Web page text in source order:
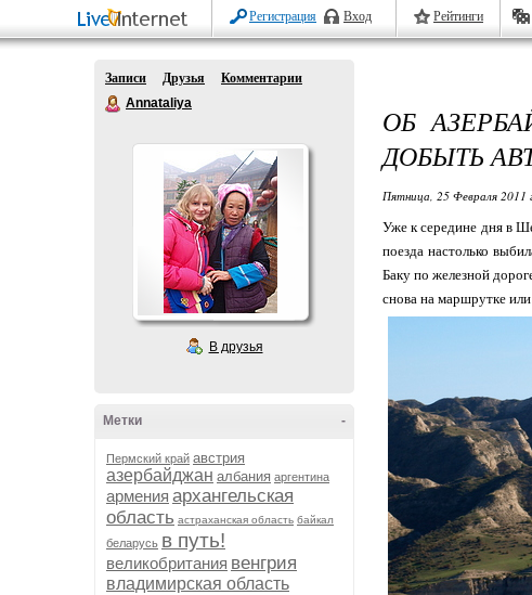
Регистрация Вход Рейтинги
Записи Друзья
Комментарии
Annataliya
В друзья
-
Метки
Пермский край австрия
азербайджан албания аргентина
армения архангельская
область астраханская область байкал
беларусь в путь!
великобритания венгрия
владимирская область
ОБ
ДОБЫТЬ
Пятница, 25 Февраля 2011
Уже к середине дня в
поезда настолько
Баку по железной
снова на маршрутке